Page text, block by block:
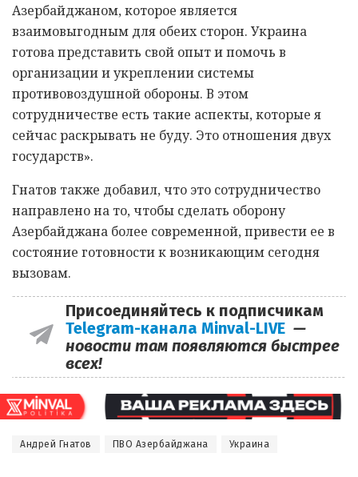
Азербайджаном, которое является
взаимовыгодным для обеих сторон. Украина
готова представить свой опыт и помочь в
организации и укреплении системы
противовоздушной обороны. В этом
сотрудничестве есть такие аспекты, которые я
сейчас раскрывать не буду. Это отношения двух
государств».
Гнатов также добавил, что это сотрудничество
направлено на то, чтобы сделать оборону
Азербайджана более современной, привести ее в
состояние готовности к возникающим сегодня
вызовам.
Присоединяйтесь к подписчикам
Telegram-канала Minval-LIVE —
новости там появляются быстрее
всех!
Андрей Гнатов ПВО Азербайджана Украина